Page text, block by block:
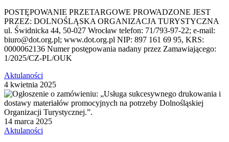
POSTĘPOWANIE PRZETARGOWE PROWADZONE JEST
PRZEZ: DOLNOŚLĄSKA ORGANIZACJA TURYSTYCZNA
ul. Świdnicka 44, 50-027 Wrocław telefon: 71/793-97-22; e-mail:
biuro@dot.org.pl; www.dot.org.pl NIP: 897 161 69 95, KRS:
0000062136 Numer postępowania nadany przez Zamawiającego:
1/2025/CZ-PL/OUK
Aktulaności
4 kwietnia 2025
14 marca 2025
Aktulaności